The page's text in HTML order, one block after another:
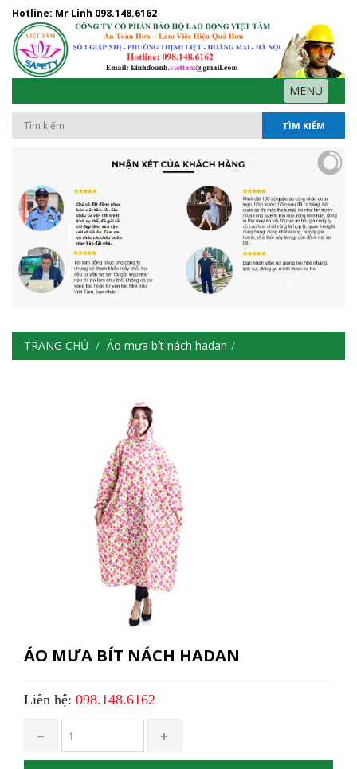
Hotline: Mr Linh 098.148.6162
MENU
TÌM KIẾM
TRANG CHỦ Áo mưa bít nách hadan
ÁO MƯA BÍT NÁCH HADAN
Liên hệ: 098.148.6162